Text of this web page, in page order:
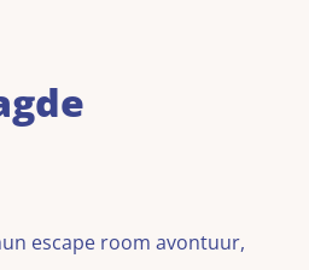
escape room avontuur,